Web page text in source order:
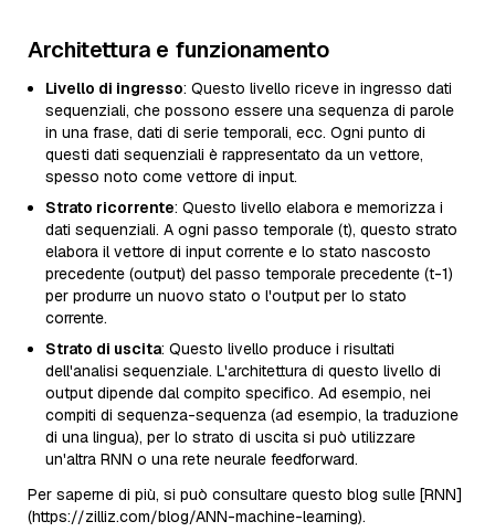
Architettura e funzionamento
Livello di ingresso: Questo livello riceve in ingresso dati
sequenziali, che possono essere una sequenza di parole
in una frase, dati di serie temporali, ecc. Ogni punto di
questi dati sequenziali è rappresentato da un vettore,
spesso noto come vettore di input.
Strato ricorrente: Questo livello elabora e memorizza i
dati sequenziali. A ogni passo temporale (t), questo strato
elabora il vettore di input corrente e lo stato nascosto
precedente (output) del passo temporale precedente (t-1)
per produrre un nuovo stato o l'output per lo stato
corrente.
Strato di uscita: Questo livello produce i risultati
dell'analisi sequenziale. L'architettura di questo livello di
output dipende dal compito specifico. Ad esempio, nei
compiti di sequenza-sequenza (ad esempio, la traduzione
di una lingua), per lo strato di uscita si può utilizzare
un'altra RNN o una rete neurale feedforward.
Per saperne di più, si può consultare questo blog sulle [RNN]
(https://zilliz.com/blog/ANN-machine-learning).